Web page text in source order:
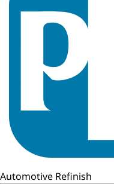
Automotive Refinish